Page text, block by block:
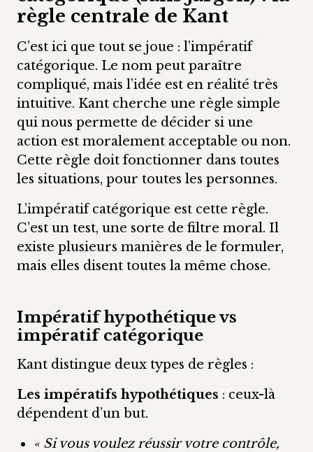
règle centrale de Kant
C’est ici que tout se joue : l’impératif
catégorique. Le nom peut paraître
compliqué, mais l’idée est en réalité très
intuitive. Kant cherche une règle simple
qui nous permette de décider si une
action est moralement acceptable ou non.
Cette règle doit fonctionner dans toutes
les situations, pour toutes les personnes.
L’impératif catégorique est cette règle.
C’est un test, une sorte de filtre moral. Il
existe plusieurs manières de le formuler,
mais elles disent toutes la même chose.
Impératif hypothétique vs
impératif catégorique
Kant distingue deux types de règles :
Les impératifs hypothétiques : ceux-là
dépendent d’un but.
« Si vous voulez réussir votre contrôle,